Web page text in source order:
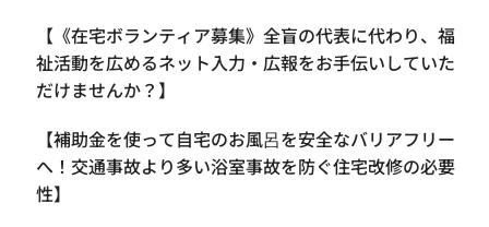
【《在宅ボランティア募集》全盲の代表に代わり、福
祉活動を広めるネット入力・広報をお手伝いしていた
だけませんか？】
【補助金を使って自宅のお風呂を安全なバリアフリー
へ！交通事故より多い浴室事故を防ぐ住宅改修の必要
性】